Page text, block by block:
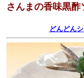
さんまの香味黒酢
どんどん